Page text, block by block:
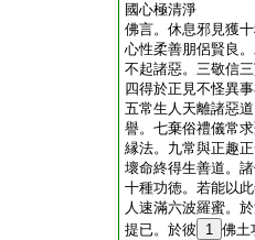
國心極清淨
佛言。休息邪見獲
心性柔善朋侶賢良
不起諸惡。三敬信
四得於正見不怪異
五常生人天離諸惡
譽。七棄俗禮儀常
縁法。九常與正趣
壞命終得生善道。
十種功徳。若能以
人速滿六波羅蜜。
提已。於彼
1 佛土